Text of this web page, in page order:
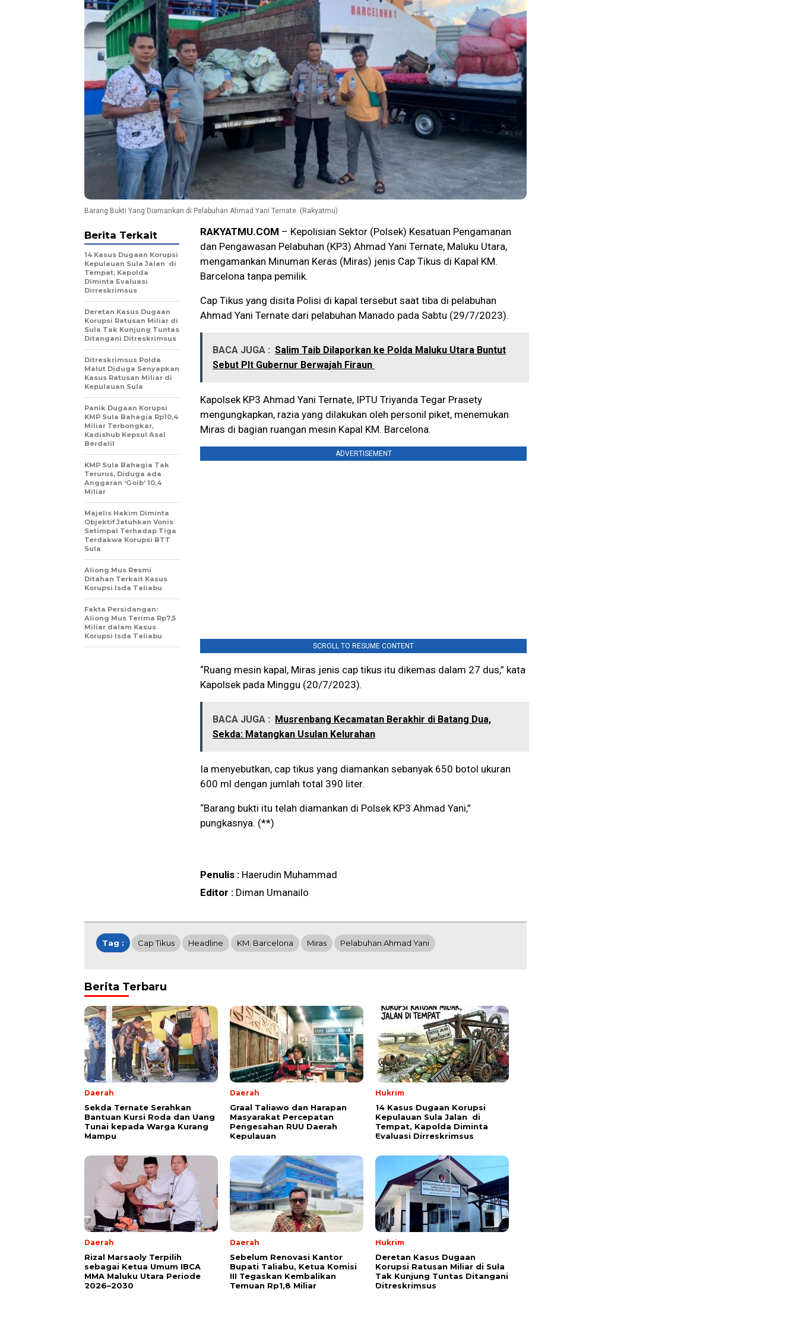
Barang Bukti Yang Diamankan di Pelabuhan Ahmad Yani Ternate. (Rakyatmu)
RAKYATMU.COM – Kepolisian Sektor (Polsek) Kesatuan Pengamanan
dan Pengawasan Pelabuhan (KP3) Ahmad Yani Ternate, Maluku Utara,
mengamankan Minuman Keras (Miras) jenis Cap Tikus di Kapal KM.
Barcelona tanpa pemilik.
Cap Tikus yang disita Polisi di kapal tersebut saat tiba di pelabuhan
Ahmad Yani Ternate dari pelabuhan Manado pada Sabtu (29/7/2023).
BACA JUGA : Salim Taib Dilaporkan ke Polda Maluku Utara Buntut
Sebut Plt Gubernur Berwajah Firaun
Kapolsek KP3 Ahmad Yani Ternate, IPTU Triyanda Tegar Prasety
mengungkapkan, razia yang dilakukan oleh personil piket, menemukan
Miras di bagian ruangan mesin Kapal KM. Barcelona.
ADVERTISEMENT
SCROLL TO RESUME CONTENT
“Ruang mesin kapal, Miras jenis cap tikus itu dikemas dalam 27 dus,” kata
Kapolsek pada Minggu (20/7/2023).
BACA JUGA :
Musrenbang Kecamatan Berakhir di Batang Dua,
Sekda: Matangkan Usulan Kelurahan
Ia menyebutkan, cap tikus yang diamankan sebanyak 650 botol ukuran
600 ml dengan jumlah total 390 liter.
“Barang bukti itu telah diamankan di Polsek KP3 Ahmad Yani,”
pungkasnya. (**)
Penulis : Haerudin Muhammad
Editor : Diman Umanailo
Berita Terkait
14 Kasus Dugaan Korupsi
Kepulauan Sula Jalan di
Tempat, Kapolda
Diminta Evaluasi
Dirreskrimsus
Deretan Kasus Dugaan
Korupsi Ratusan Miliar di
Sula Tak Kunjung Tuntas
Ditangani Ditreskrimsus
Ditreskrimsus Polda
Malut Diduga Senyapkan
Kasus Ratusan Miliar di
Kepulauan Sula
Panik Dugaan Korupsi
KMP Sula Bahagia Rp10,4
Miliar Terbongkar,
Kadishub Kepsul Asal
Berdalil
KMP Sula Bahagia Tak
Terurus, Diduga ada
Anggaran ‘Goib’ 10,4
Miliar
Majelis Hakim Diminta
Objektif Jatuhkan Vonis
Setimpal Terhadap Tiga
Terdakwa Korupsi BTT
Sula
Aliong Mus Resmi
Ditahan Terkait Kasus
Korupsi Isda Taliabu
Fakta Persidangan:
Aliong Mus Terima Rp7,5
Miliar dalam Kasus
Korupsi Isda Taliabu
Tag : Cap Tikus Headline KM. Barcelona Miras Pelabuhan Ahmad Yani
Berita Terbaru
Daerah
Sekda Ternate Serahkan
Bantuan Kursi Roda dan Uang
Tunai kepada Warga Kurang
Mampu
Daerah
Graal Taliawo dan Harapan
Masyarakat Percepatan
Pengesahan RUU Daerah
Kepulauan
Hukrim
14 Kasus Dugaan Korupsi
Kepulauan Sula Jalan di
Tempat, Kapolda Diminta
Evaluasi Dirreskrimsus
Daerah
Rizal Marsaoly Terpilih
sebagai Ketua Umum IBCA
MMA Maluku Utara Periode
2026–2030
Daerah
Sebelum Renovasi Kantor
Bupati Taliabu, Ketua Komisi
III Tegaskan Kembalikan
Temuan Rp1,8 Miliar
Hukrim
Deretan Kasus Dugaan
Korupsi Ratusan Miliar di Sula
Tak Kunjung Tuntas Ditangani
Ditreskrimsus